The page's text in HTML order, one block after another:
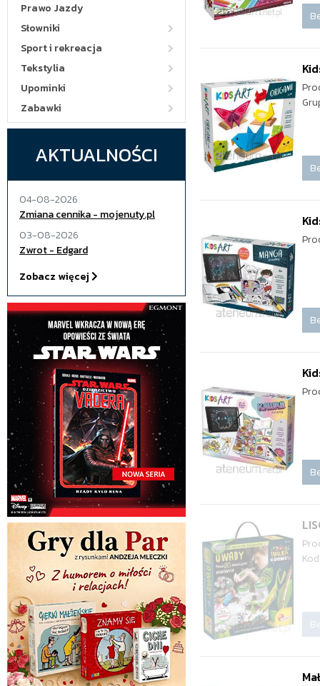
Prawo Jazdy
Słowniki
Sport i rekreacja
Tekstylia
Upominki
Zabawki
AKTUALNOŚCI
04-08-2026
Zmiana cennika - mojenuty.pl
03-08-2026
Zwrot - Edgard
Zobacz więcej